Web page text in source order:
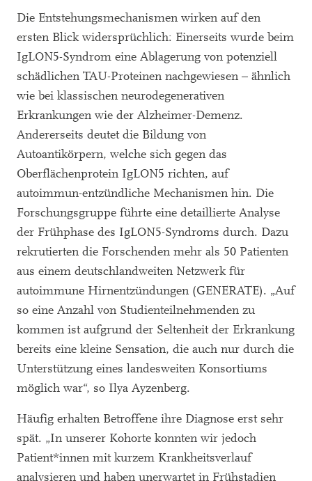
Die Entstehungsmechanismen wirken auf den
ersten Blick widersprüchlich: Einerseits wurde beim
IgLON5-Syndrom eine Ablagerung von potenziell
schädlichen TAU-Proteinen nachgewiesen – ähnlich
wie bei klassischen neurodegenerativen
Erkrankungen wie der Alzheimer-Demenz.
Andererseits deutet die Bildung von
Autoantikörpern, welche sich gegen das
Oberflächenprotein IgLON5 richten, auf
autoimmun-entzündliche Mechanismen hin. Die
Forschungsgruppe führte eine detaillierte Analyse
der Frühphase des IgLON5-Syndroms durch. Dazu
rekrutierten die Forschenden mehr als 50 Patienten
aus einem deutschlandweiten Netzwerk für
autoimmune Hirnentzündungen (GENERATE). „Auf
so eine Anzahl von Studienteilnehmenden zu
kommen ist aufgrund der Seltenheit der Erkrankung
bereits eine kleine Sensation, die auch nur durch die
Unterstützung eines landesweiten Konsortiums
möglich war“, so Ilya Ayzenberg.
Häufig erhalten Betroffene ihre Diagnose erst sehr
spät. „In unserer Kohorte konnten wir jedoch
Patient*innen mit kurzem Krankheitsverlauf
analysieren und haben unerwartet in Frühstadien